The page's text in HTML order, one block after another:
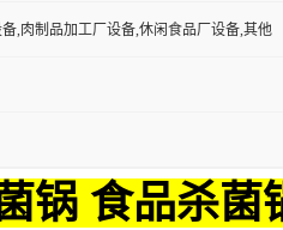
,肉制品加工厂设备,休闲食品厂设备,其他
锅 食品杀菌